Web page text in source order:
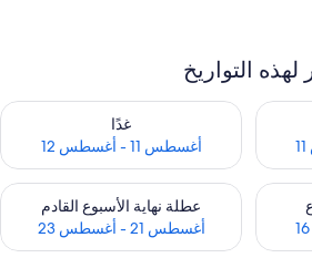
التواريخ
10 - أغسطس 11
غدًا
أغسطس 11 - أغسطس 12
تحقق من مدى التوفر لغد للفترة أغسطس
هذا الأسبوع للفترة أغسطس 14 - أغسطس 16
عطلة نهاية الأسبوع القادم
أغسطس 21 - أغسطس 23
تحقق من مدى التوفر لعطلة نهاية